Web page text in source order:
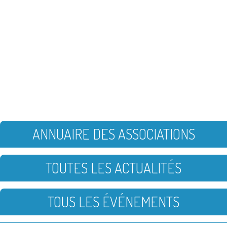
ANNUAIRE DES ASSOCIATIONS
TOUTES LES ACTUALITÉS
TOUS LES ÉVÉNEMENTS